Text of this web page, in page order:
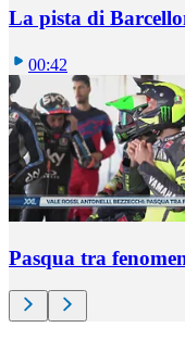
La pista di
00:42
Pasqua tra